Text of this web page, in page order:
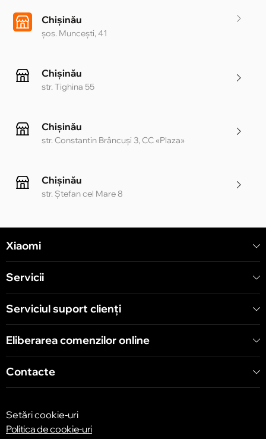
Chișinău
șos. Muncești, 41
Chișinău
str. Tighina 55
Chișinău
str. Constantin Brâncuși 3, CC «Plaza»
Chișinău
str. Ștefan cel Mare 8
Chișinău
str. Arborilor 21, CC «Shopping MallDova»
Xiaomi
Servicii
Serviciul suport clienţi
Eliberarea comenzilor online
Contacte
Setări cookie-uri
Politica de cookie-uri